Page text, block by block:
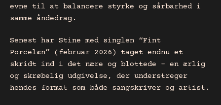
evne til at balancere styrke og sårbarhed i
samme åndedrag.
Senest har Stine med singlen “Fint
Porcelæn” (februar 2026) taget endnu et
skridt ind i det nære og blottede – en ærlig
og skrøbelig udgivelse, der understreger
hendes format som både sangskriver og artist.